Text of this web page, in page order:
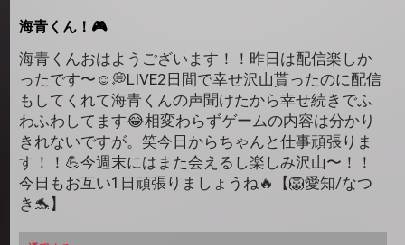
海青くん！🎮
海青くんおはようございます！！昨日は配信楽しか
ったです〜☺️💭LIVE2日間で幸せ沢山貰ったのに配信
もしてくれて海青くんの声聞けたから幸せ続きでふ
わふわしてます😂相変わらずゲームの内容は分かり
きれないですが。笑今日からちゃんと仕事頑張りま
す！！💪今週末にはまた会えるし楽しみ沢山〜！！
今日もお互い1日頑張りましょうね🔥【🦁愛知/なつ
き🐬】